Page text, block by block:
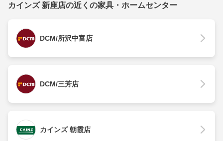
カインズ 新座店の近くの家具・ホームセンター
DCM/所沢中富店
DCM/三芳店
カインズ 朝霞店